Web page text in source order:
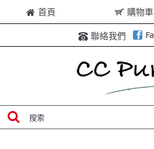
首頁 購物車
聯絡我們